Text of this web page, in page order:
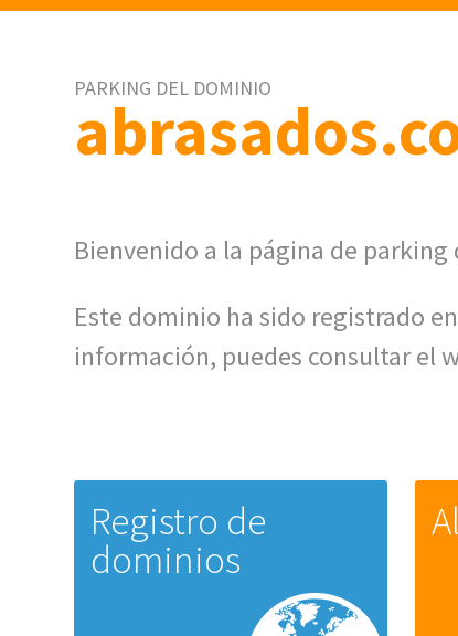
PARKING DEL DOMINIO
Bienvenido a la página de parking
Este dominio ha sido registrado en
información, puedes consultar el
Registro de
dominios